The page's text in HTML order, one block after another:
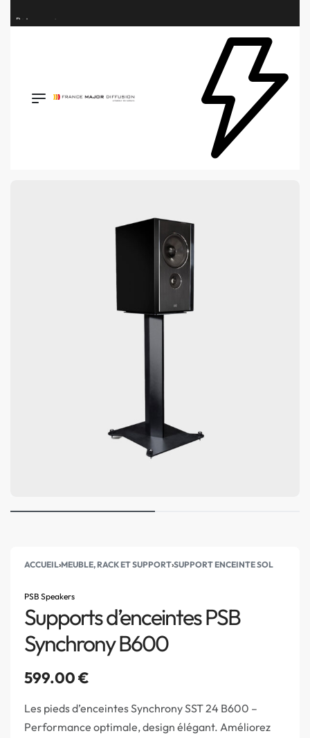
ACCUEIL›MEUBLE, RACK ET SUPPORT›SUPPORT ENCEINTE SOL
PSB Speakers
Supports d’enceintes PSB
Synchrony B600
599.00€
Les pieds d’enceintes Synchrony SST 24 B600 –
Performance optimale, design élégant. Améliorez